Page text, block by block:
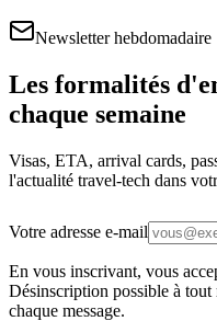
Newsletter hebdomadaire
Les formalités
chaque semaine
Visas, ETA, arrival cards,
l'actualité travel-tech dans
Votre adresse e-mail
En vous inscrivant, vous
Désinscription possible à
chaque message.